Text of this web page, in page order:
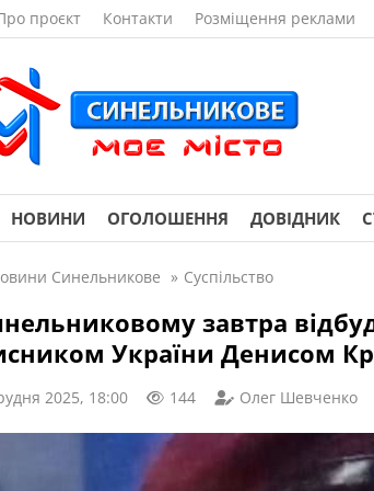
проєкт Контакти Розміщення реклами
НОВИНИ ОГОЛОШЕННЯ ДОВІДНИК
Синельникове » Суспільство
завтра
України Денисом
2025, 18:00 144 Олег Шевченко